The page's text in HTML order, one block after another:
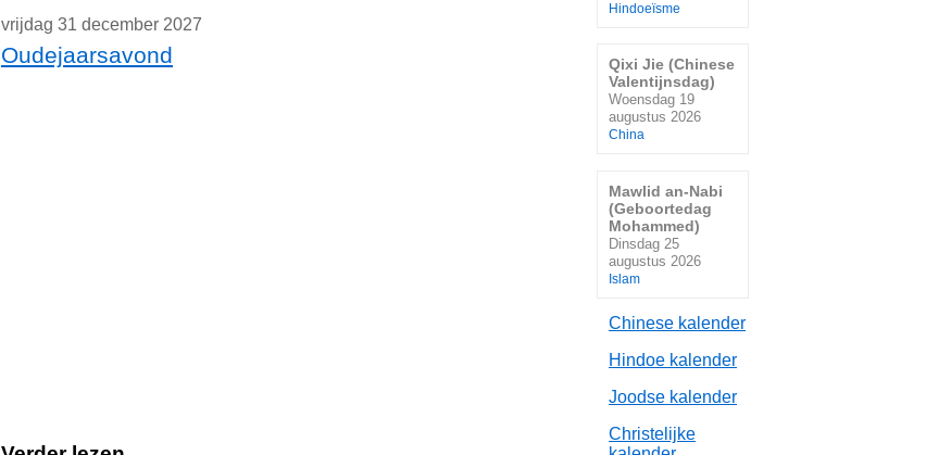
vrijdag 31 december 2027
Oudejaarsavond
Hindoeïsme
Qixi Jie (Chinese
Valentijnsdag)
Woensdag 19
augustus 2026
China
Mawlid an-Nabi
(Geboortedag
Mohammed)
Dinsdag 25
augustus 2026
Islam
Chinese kalender
Hindoe kalender
Joodse kalender
Christelijke